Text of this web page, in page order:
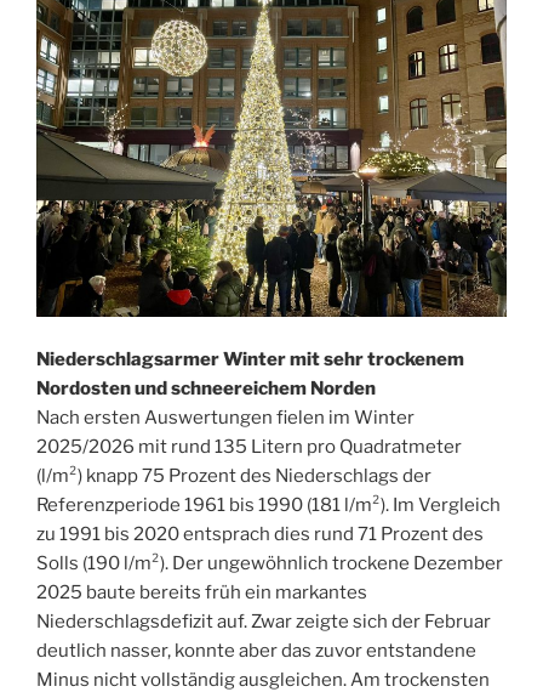
Niederschlagsarmer Winter mit sehr trockenem
Nordosten und schneereichem Norden
Nach ersten Auswertungen fielen im Winter
2025/2026 mit rund 135 Litern pro Quadratmeter
(l/m²) knapp 75 Prozent des Niederschlags der
Referenzperiode 1961 bis 1990 (181 l/m²). Im Vergleich
zu 1991 bis 2020 entsprach dies rund 71 Prozent des
Solls (190 l/m²). Der ungewöhnlich trockene Dezember
2025 baute bereits früh ein markantes
Niederschlagsdefizit auf. Zwar zeigte sich der Februar
deutlich nasser, konnte aber das zuvor entstandene
Minus nicht vollständig ausgleichen. Am trockensten